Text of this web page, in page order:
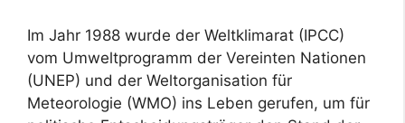
Im Jahr 1988 wurde der Weltklimarat (IPCC)
vom Umweltprogramm der Vereinten Nationen
(UNEP) und der Weltorganisation für
Meteorologie (WMO) ins Leben gerufen, um für